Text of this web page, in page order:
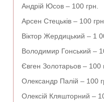
Андрій Юсов – 100 грн.
Арсен Стецьків – 100
Віктор Жердицький – 1
Володимир Гонський –
Євген Золотарьов – 100
Олександр Палій – 100
Олексій Кляшторний –